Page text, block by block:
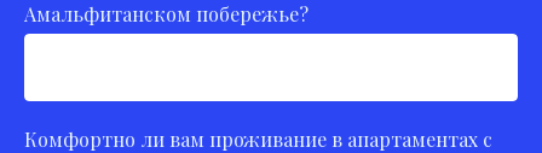
Амальфитанском побережье?
Комфортно ли вам проживание в апартаментах с